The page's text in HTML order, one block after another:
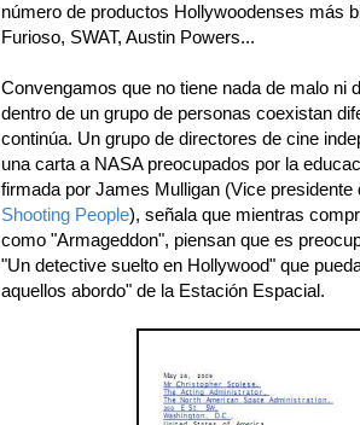
número de productos Hollywoodenses más
Furioso, SWAT, Austin Powers...
Convengamos que no tiene nada de malo ni
dentro de un grupo de personas coexistan
continúa. Un grupo de directores de cine
una carta a NASA preocupados por la
firmada por James Mulligan (Vice
Shooting People), señala que mientras
como "Armageddon", piensan que es
"Un detective suelto en Hollywood" que
aquellos abordo" de la Estación Espacial.